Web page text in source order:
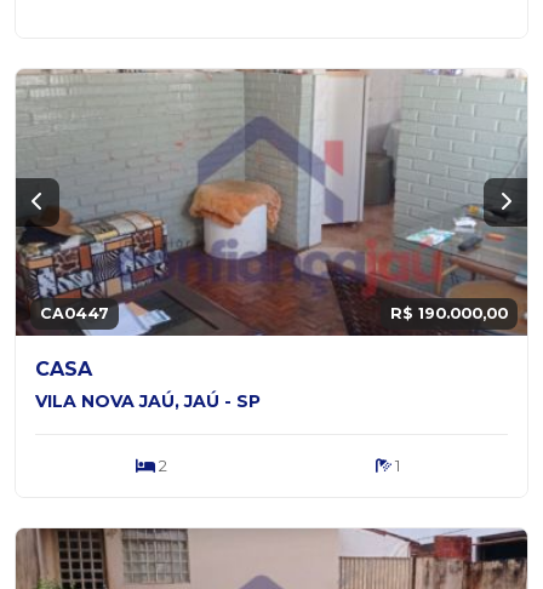
CA0447 R$ 190.000,00
CASA
VILA NOVA JAÚ, JAÚ - SP
2 1